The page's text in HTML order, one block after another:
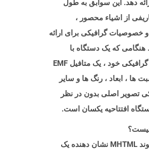
دهد. این سوابق به طول
از اشیاء محصور ،
گرافیکی برای ارائه
که یک دستگاه با
استفاده از محیط گرافیکی خود ، یک متافیل EMF
ها ، ابعاد ، رنگ ها و سایر
تصویر اصلی بدون در نظر
افتتاحیه یکسان است.
پرونده هایی با پسوند MHTML نشان دهنده یک